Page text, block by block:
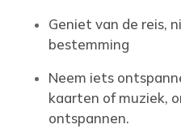
Geniet van de reis,
bestemming
Neem iets
kaarten of muziek,
ontspannen.